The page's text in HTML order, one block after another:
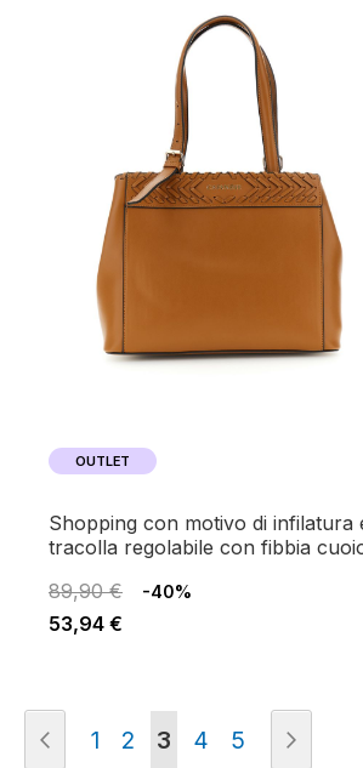
OUTLET
shopping con motivo di infilatura e
tracolla regolabile con fibbia
89,90 €
-40%
53,94 €
Pagina
Precedente
Pagina
1 Pagina
2 Attualmente stai
3 Pagina
4 Pagina
5